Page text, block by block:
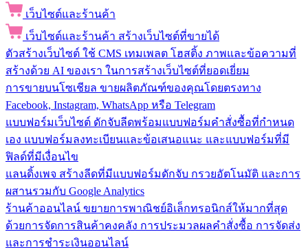
เว็บไซต์และร้านค้า
เว็บไซต์และร้านค้า สร้างเว็บไซต์ที่ขายได้
ตัวสร้างเว็บไซต์ ใช้ CMS เทมเพลต โฮสติ้ง ภาพและข้อความที่
สร้างด้วย AI ของเรา ในการสร้างเว็บไซต์ที่ยอดเยี่ยม
การขายบนโซเชียล ขายผลิตภัณฑ์ของคุณโดยตรงทาง
Facebook, Instagram, WhatsApp หรือ Telegram
แบบฟอร์มเว็บไซต์ ดักจับลีดพร้อมแบบฟอร์มคำสั่งซื้อที่กำหนด
เอง แบบฟอร์มลงทะเบียนและข้อเสนอแนะ และแบบฟอร์มที่มี
ฟิลด์ที่มีเงื่อนไข
แลนดิ้งเพจ สร้างลีดที่มีแบบฟอร์มดักจับ กรวยอัตโนมัติ และการ
ผสานรวมกับ Google Analytics
ร้านค้าออนไลน์ ขยายการพาณิชย์อิเล็กทรอนิกส์ให้มากที่สุด
ด้วยการจัดการสินค้าคงคลัง การประมวลผลคำสั่งซื้อ การจัดส่ง
และการชำระเงินออนไลน์